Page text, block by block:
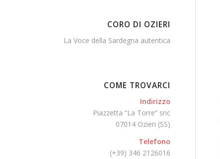
CORO DI OZIERI
La Voce della Sardegna autentica
COME TROVARCI
Indirizzo
Piazzetta “La Torre” snc
07014 Ozieri (SS)
Telefono
(+39) 346 2126016